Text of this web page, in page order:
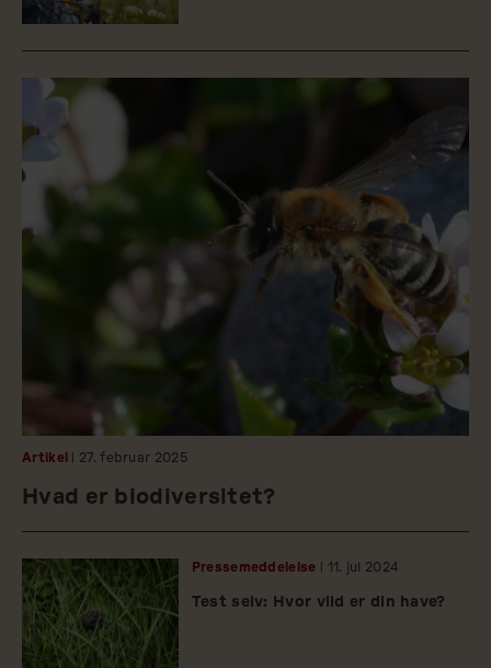
Artikel | 27.februar 2025
Hvad er biodiversitet?
Pressemeddelelse | 11. jul 2024
Test selv: Hvor vild er din have?